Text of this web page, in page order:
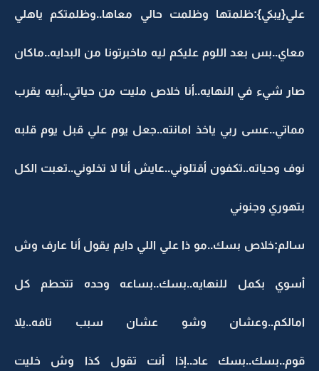
علي{يبكي}:ظلمتها وظلمت حالي معاها..وظلمتكم ياهلي
معاي..بس بعد اللوم عليكم ليه ماخبرتونا من البدايه..ماكان
صار شيء في النهايه..أنا خلاص مليت من حياتي..أبيه يقرب
مماتي..عسى ربي ياخذ امانته..جعل يوم علي قبل يوم قلبه
نوف وحياته..تكفون أقتلوني..عايش أنا لا تخلوني..تعبت الكل
بتهوري وجنوني
سالم:خلاص بسك..مو ذا علي اللي دايم يقول أنا عارف وش
أسوي بكمل للنهايه..بسك..بساعه وحده تتحطم كل
امالكم..وعشان وشو عشان سبب تافه..يلا
قوم..بسك..بسك عاد..إذا أنت تقول كذا وش خليت